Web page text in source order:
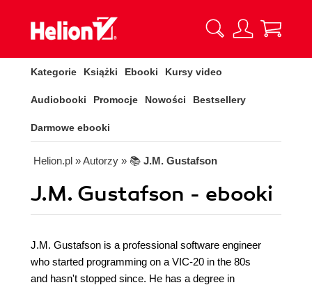
Kategorie Książki Ebooki Kursy video
Audiobooki Promocje Nowości Bestsellery
Darmowe ebooki
Helion.pl » Autorzy » 📚 J.M. Gustafson
J.M. Gustafson - ebooki
J.M. Gustafson is a professional software engineer
who started programming on a VIC-20 in the 80s
and hasn't stopped since. He has a degree in